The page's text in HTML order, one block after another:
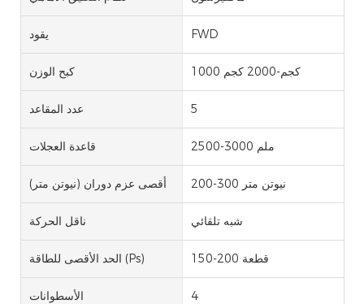
يقود FWD
كبح الوزن 1000 كجم-2000 كجم
عدد المقاعد 5
قاعدة العجلات 2500-3000 ملم
أقصى عزم دوران (نيوتن متر) 200-300 نيوتن متر
ناقل الحركة شبه تلقائي
الحد الأقصى للطاقة (Ps) 150-200 قطعة
الأسطوانات 4